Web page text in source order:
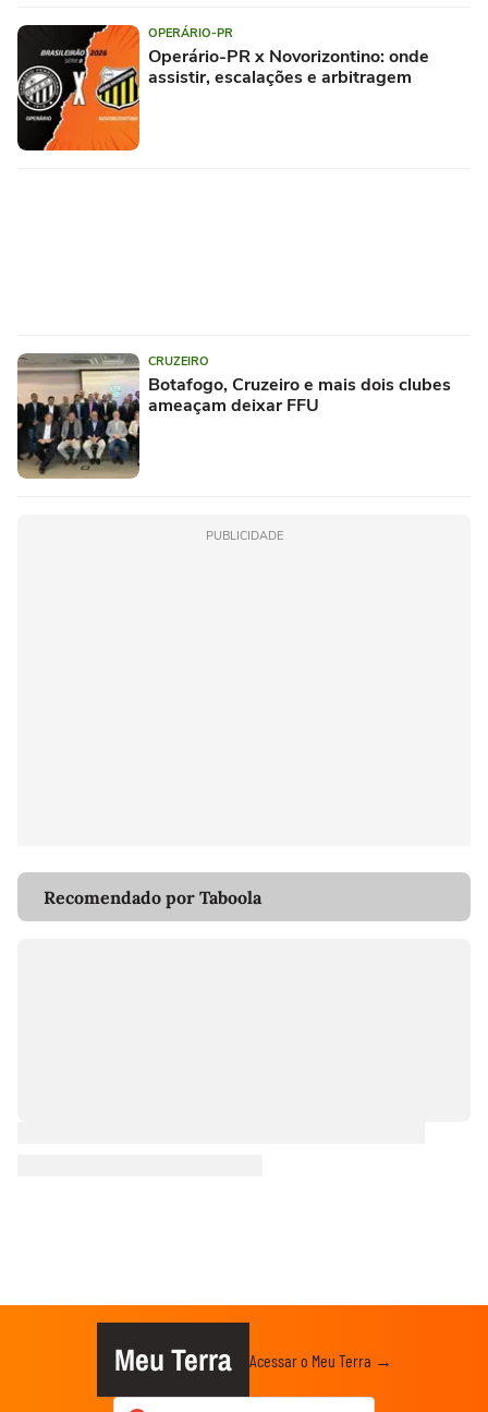
OPERÁRIO-PR
Operário-PR x Novorizontino: onde
assistir, escalações e arbitragem
CRUZEIRO
Botafogo, Cruzeiro e mais dois clubes
ameaçam deixar FFU
PUBLICIDADE
Recomendado por Taboola
Meu Terra Acessar o Meu Terra →